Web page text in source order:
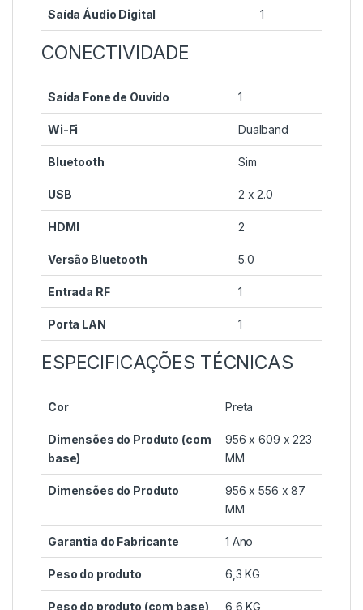
Saída Áudio Digital 1
CONECTIVIDADE
Saída Fone de Ouvido 1
Wi-Fi Dualband
Bluetooth Sim
USB 2 x 2.0
HDMI 2
Versão Bluetooth 5.0
Entrada RF 1
Porta LAN 1
ESPECIFICAÇÕES TÉCNICAS
Cor Preta
Dimensões do Produto (com
base)
956 x 609 x 223
MM
Dimensões do Produto
956 x 556 x 87
MM
Garantia do Fabricante 1 Ano
Peso do produto 6,3 KG
Peso do produto (com base) 6,6 KG